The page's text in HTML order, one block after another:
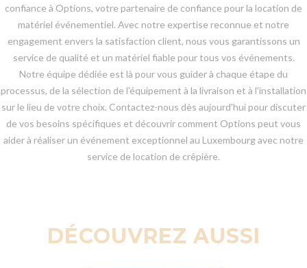
confiance à Options, votre partenaire de confiance pour la location de
matériel événementiel. Avec notre expertise reconnue et notre
engagement envers la satisfaction client, nous vous garantissons un
service de qualité et un matériel fiable pour tous vos événements.
Notre équipe dédiée est là pour vous guider à chaque étape du
processus, de la sélection de l'équipement à la livraison et à l'installation
sur le lieu de votre choix. Contactez-nous dès aujourd'hui pour discuter
de vos besoins spécifiques et découvrir comment Options peut vous
aider à réaliser un événement exceptionnel au Luxembourg avec notre
service de location de crêpière.
DÉCOUVREZ AUSSI